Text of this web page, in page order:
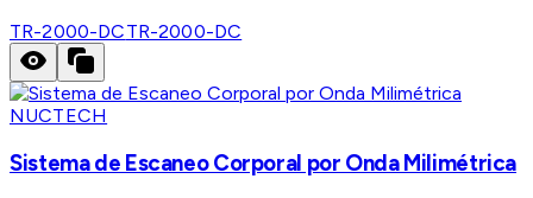
TR-2000-DCTR-2000-DC
NUCTECH
Sistema de Escaneo Corporal por Onda Milimétrica